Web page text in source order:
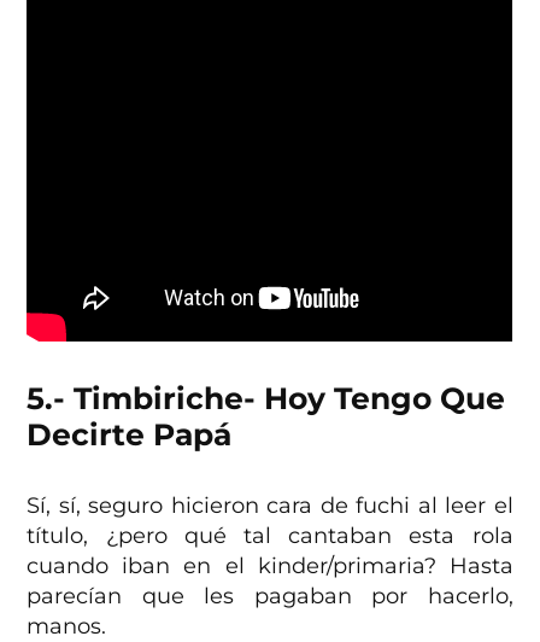
5.- Timbiriche- Hoy Tengo Que
Decirte Papá
Sí, sí, seguro hicieron cara de fuchi al leer el
título, ¿pero qué tal cantaban esta rola
cuando iban en el kinder/primaria? Hasta
parecían que les pagaban por hacerlo,
manos.